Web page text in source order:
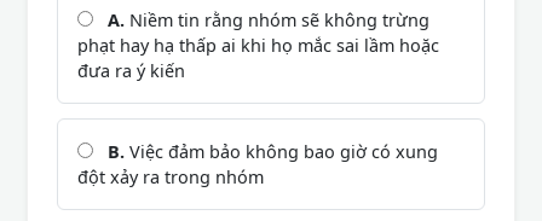
A. Niềm tin rằng nhóm sẽ không trừng
phạt hay hạ thấp ai khi họ mắc sai lầm hoặc
đưa ra ý kiến
B. Việc đảm bảo không bao giờ có xung
đột xảy ra trong nhóm